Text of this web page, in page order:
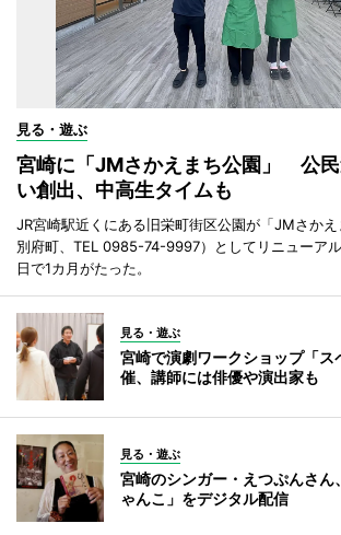
見る・遊ぶ
宮崎に「JMさかえまち公園」 公
い創出、中高生タイムも
JR宮崎駅近くにある旧栄町街区公園が「JMさか
別府町、TEL 0985-74-9997）としてリニューア
日で1カ月がたった。
見る・遊ぶ
宮崎で演劇ワークショップ「
催、講師には俳優や演出家も
見る・遊ぶ
宮崎のシンガー・えつぷんさん
ゃんこ」をデジタル配信